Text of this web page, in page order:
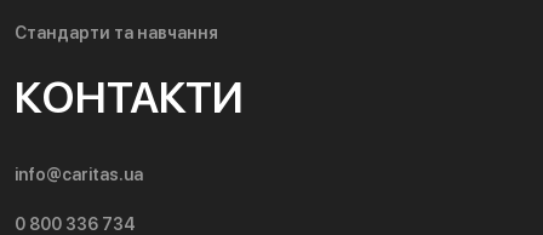
Стандарти та навчання
КОНТАКТИ
info@caritas.ua
0 800 336 734